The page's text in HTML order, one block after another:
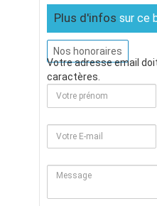
Plus d'infos sur ce
Nos honoraires
Votre adresse email
caractères.